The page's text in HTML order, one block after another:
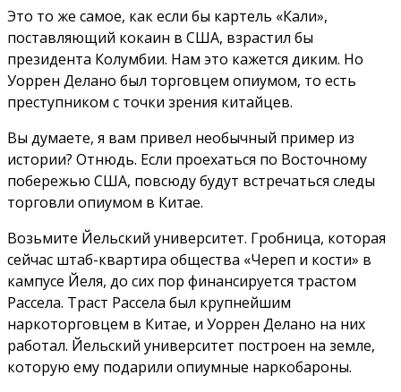
Это то же самое, как если бы картель «Кали»,
поставляющий кокаин в США, взрастил бы
президента Колумбии. Нам это кажется диким. Но
Уоррен Делано был торговцем опиумом, то есть
преступником с точки зрения китайцев.
Вы думаете, я вам привел необычный пример из
истории? Отнюдь. Если проехаться по Восточному
побережью США, повсюду будут встречаться следы
торговли опиумом в Китае.
Возьмите Йельский университет. Гробница, которая
сейчас штаб-квартира общества «Череп и кости» в
кампусе Йеля, до сих пор финансируется трастом
Рассела. Траст Рассела был крупнейшим
наркоторговцем в Китае, и Уоррен Делано на них
работал. Йельский университет построен на земле,
которую ему подарили опиумные наркобароны.